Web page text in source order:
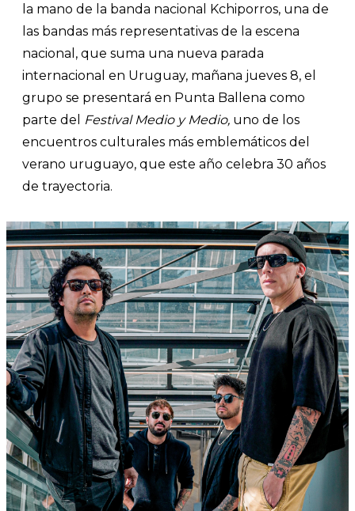
la mano de la banda nacional Kchiporros, una de
las bandas más representativas de la escena
nacional, que suma una nueva parada
internacional en Uruguay, mañana jueves 8, el
grupo se presentará en Punta Ballena como
parte del
Festival Medio y Medio, uno de los
encuentros culturales más emblemáticos del
verano uruguayo, que este año celebra 30 años
de trayectoria.